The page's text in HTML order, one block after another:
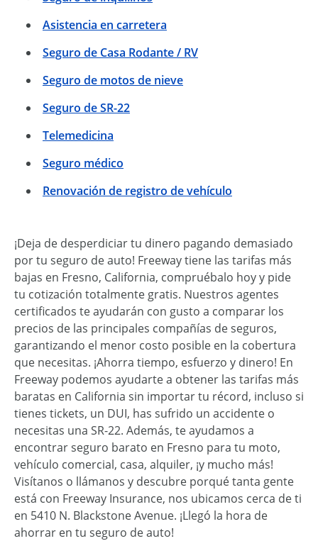
Asistencia en carretera
Seguro de Casa Rodante / RV
Seguro de motos de nieve
Seguro de SR-22
Telemedicina
Seguro médico
Renovación de registro de vehículo
¡Deja de desperdiciar tu dinero pagando demasiado
por tu seguro de auto! Freeway tiene las tarifas más
bajas en Fresno, California, compruébalo hoy y pide
tu cotización totalmente gratis. Nuestros agentes
certificados te ayudarán con gusto a comparar los
precios de las principales compañías de seguros,
garantizando el menor costo posible en la cobertura
que necesitas. ¡Ahorra tiempo, esfuerzo y dinero! En
Freeway podemos ayudarte a obtener las tarifas más
baratas en California sin importar tu récord, incluso si
tienes tickets, un DUI, has sufrido un accidente o
necesitas una SR-22. Además, te ayudamos a
encontrar seguro barato en Fresno para tu moto,
vehículo comercial, casa, alquiler, ¡y mucho más!
Visítanos o llámanos y descubre porqué tanta gente
está con Freeway Insurance, nos ubicamos cerca de ti
en 5410 N. Blackstone Avenue. ¡Llegó la hora de
ahorrar en tu seguro de auto!